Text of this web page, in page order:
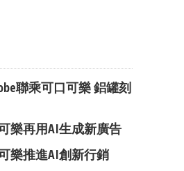
聯乘可口可樂 鋁罐刻
樂再用AI生成新廣告
樂推進AI創新行銷